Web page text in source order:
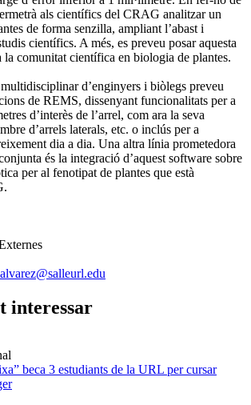
als científics del CRAG analitzar un
de forma senzilla, ampliant l’abast i
científics. A més, es preveu posar aquesta
la comunitat científica en biologia de plantes.
d’enginyers i biòlegs preveu
de REMS, dissenyant funcionalitats per a
d’interès de l’arrel, com ara la seva
d’arrels laterals, etc. o inclús per a
dia a dia. Una altra línia prometedora
és la integració d’aquest software sobre
per al fenotipat de plantes que està
interessar
beca 3 estudiants de la URL per cursar